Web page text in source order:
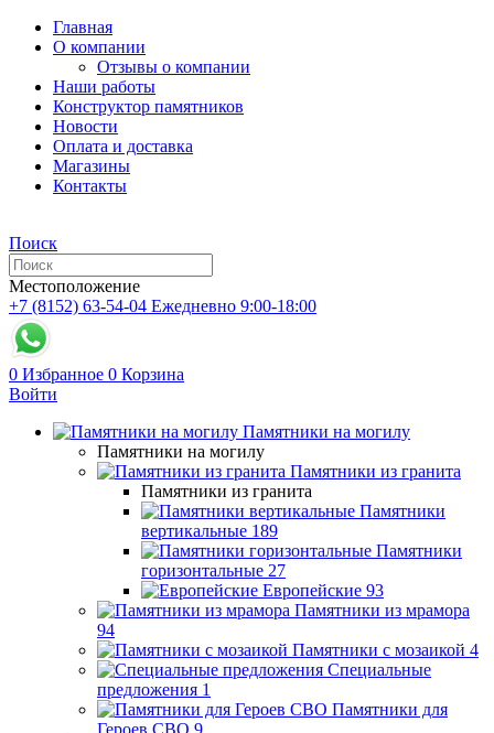
Главная
О компании
Отзывы о компании
Наши работы
Конструктор памятников
Новости
Оплата и доставка
Магазины
Контакты
Поиск
Местоположение
+7 (8152) 63-54-04 Ежедневно 9:00-18:00
0 Избранное 0 Корзина
Войти
Памятники на могилу
Памятники на могилу
Памятники из гранита
Памятники из гранита
Памятники
вертикальные 189
Памятники
горизонтальные 27
Европейские 93
Памятники из мрамора
94
Памятники с мозаикой 4
Специальные
предложения 1
Памятники для
Героев СВО 9